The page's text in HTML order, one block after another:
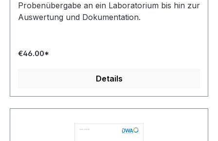
Probenübergabe an ein Laboratorium bis hin zur
Auswertung und Dokumentation.
€46.00*
Details